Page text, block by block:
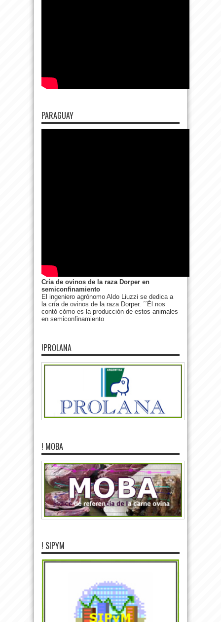
PARAGUAY
Cría de ovinos de la raza Dorper en
semiconfinamiento
El ingeniero agrónomo Aldo Liuzzi se dedica a
la cría de ovinos de la raza Dorper. ´´Él nos
contó cómo es la producción de estos animales
en semiconfinamiento
!PROLANA
! MOBA
! SIPYM